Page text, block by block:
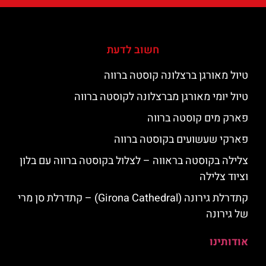
חשוב לדעת
טיול מאורגן ברצלונה קוסטה ברווה
טיול יומי מאורגן מברצלונה לקוסטה ברווה
פארק מים קוסטה ברווה
פארקי שעשועים בקוסטה ברווה
צלילה בקוסטה בראווה – לצלול בקוסטה ברווה עם בלון
וציוד צלילה
קתדרלת גירונה (Girona Cathedral) – קתדרלת סן מרי
של גירונה
אודותינו